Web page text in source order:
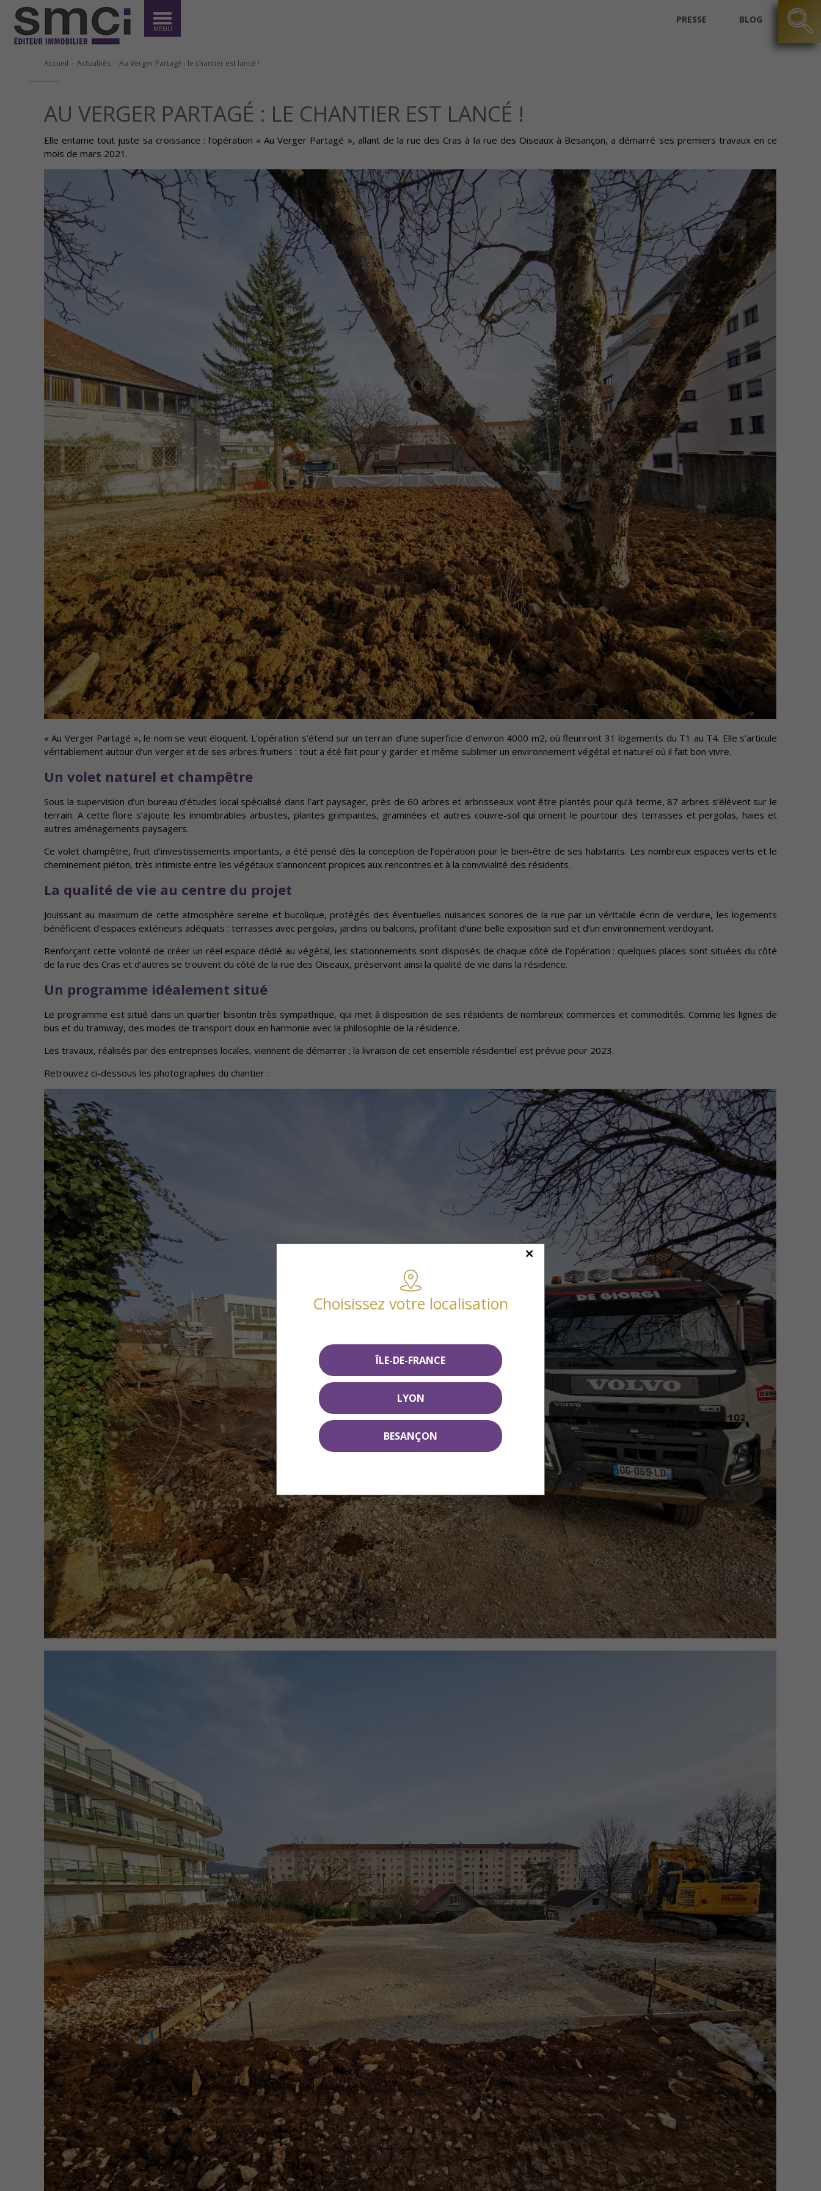
MENU
PRESSE BLOG
Accueil Actualités Au Verger Partagé : le chantier est lancé !
AU VERGER PARTAGÉ : LE CHANTIER EST LANCÉ !
Elle entame tout juste sa croissance : l’opération « Au Verger Partagé », allant de la rue des Cras à la rue des Oiseaux à Besançon, a démarré ses premiers travaux en ce
mois de mars 2021.
« Au Verger Partagé », le nom se veut éloquent. L’opération s’étend sur un terrain d’une superficie d’environ 4000 m2, où fleuriront 31 logements du T1 au T4. Elle s’articule
véritablement autour d’un verger et de ses arbres fruitiers : tout a été fait pour y garder et même sublimer un environnement végétal et naturel où il fait bon vivre.
Un volet naturel et champêtre
Sous la supervision d’un bureau d’études local spécialisé dans l’art paysager, près de 60 arbres et arbrisseaux vont être plantés pour qu’à terme, 87 arbres s’élèvent sur le
terrain. A cette flore s’ajoute les innombrables arbustes, plantes grimpantes, graminées et autres couvre-sol qui ornent le pourtour des terrasses et pergolas, haies et
autres aménagements paysagers.
Ce volet champêtre, fruit d’investissements importants, a été pensé dès la conception de l’opération pour le bien-être de ses habitants. Les nombreux espaces verts et le
cheminement piéton, très intimiste entre les végétaux s’annoncent propices aux rencontres et à la convivialité des résidents.
La qualité de vie au centre du projet
Jouissant au maximum de cette atmosphère sereine et bucolique, protégés des éventuelles nuisances sonores de la rue par un véritable écrin de verdure, les logements
bénéficient d’espaces extérieurs adéquats : terrasses avec pergolas, jardins ou balcons, profitant d’une belle exposition sud et d’un environnement verdoyant.
Renforçant cette volonté de créer un réel espace dédié au végétal, les stationnements sont disposés de chaque côté de l’opération : quelques places sont situées du côté
de la rue des Cras et d’autres se trouvent du côté de la rue des Oiseaux, préservant ainsi la qualité de vie dans la résidence.
Un programme idéalement situé
Le programme est situé dans un quartier bisontin très sympathique, qui met à disposition de ses résidents de nombreux commerces et commodités. Comme les lignes de
bus et du tramway, des modes de transport doux en harmonie avec la philosophie de la résidence.
Les travaux, réalisés par des entreprises locales, viennent de démarrer ; la livraison de cet ensemble résidentiel est prévue pour 2023.
Retrouvez ci-dessous les photographies du chantier :
Choisissez votre localisation
ÎLE-DE-FRANCE
LYON
BESANÇON